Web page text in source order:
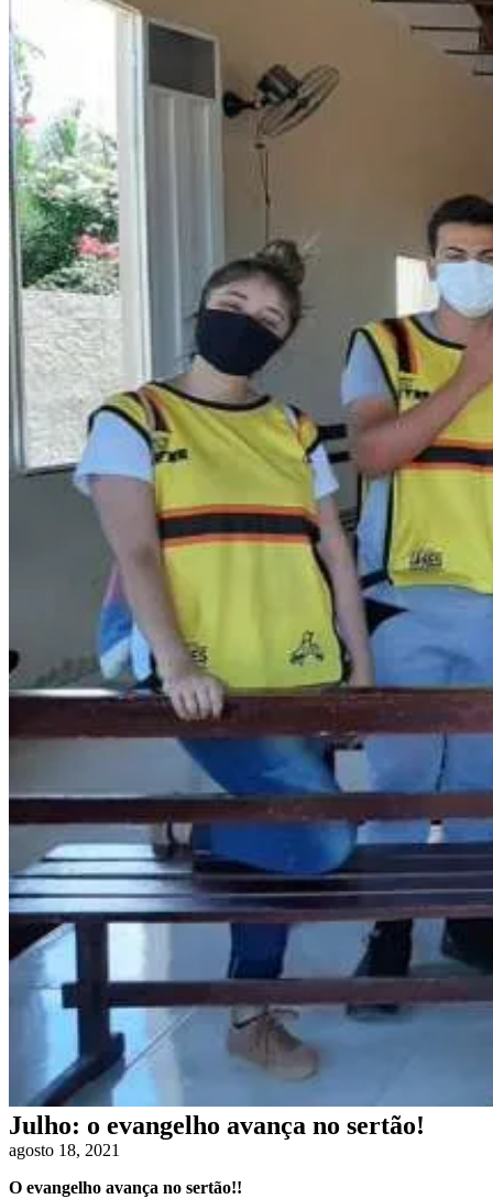
Julho: o evangelho avança no sertão!
agosto 18, 2021
O evangelho avança no sertão!!